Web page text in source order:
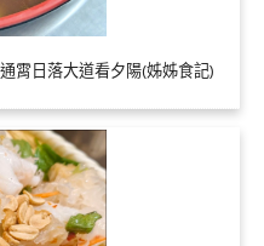
霄日落大道看夕陽(姊姊食記)